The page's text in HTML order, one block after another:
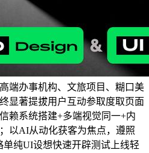
端办事机构、文旅项目、糊口美
显著提拔用户互动参取度取页面
赖系统搭建+多端视觉同一+内
以AI从动化获客为焦点，遵照
纯UI设想快速开辟测试上线轻